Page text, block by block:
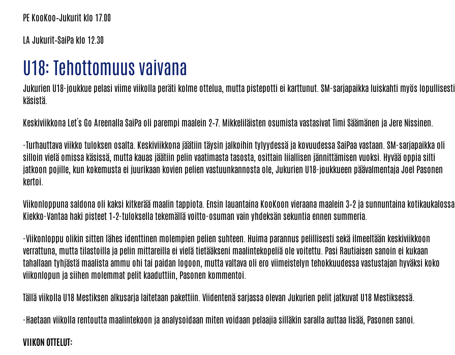
PE KooKoo–Jukurit klo 17.00
LA Jukurit–SaiPa klo 12.30
U18: Tehottomuus vaivana
Jukurien U18-joukkue pelasi viime viikolla peräti kolme ottelua, mutta pistepotti ei karttunut. SM-sarjapaikka luiskahti myös lopullisesti
käsistä.
Keskiviikkona Let´s Go Areenalla SaiPa oli parempi maalein 2–7. Mikkeliläisten osumista vastasivat Timi Säämänen ja Jere Nissinen.
-Turhauttava viikko tuloksen osalta. Keskiviikkona jäätiin täysin jalkoihin tylyydessä ja kovuudessa SaiPaa vastaan. SM-sarjapaikka oli
silloin vielä omissa käsissä, mutta kauas jäätiin pelin vaatimasta tasosta, osittain liiallisen jännittämisen vuoksi. Hyvää oppia silti
jatkoon pojille, kun kokemusta ei juurikaan kovien pelien vastuunkannosta ole, Jukurien U18-joukkueen päävalmentaja Joel Pasonen
kertoi.
Viikonloppuna saldona oli kaksi kitkerää maalin tappiota. Ensin lauantaina KooKoon vieraana maalein 3–2 ja sunnuntaina kotikaukalossa
Kiekko-Vantaa haki pisteet 1–2-tuloksella tekemällä voitto-osuman vain yhdeksän sekuntia ennen summeria.
-Viikonloppu olikin sitten lähes identtinen molempien pelien suhteen. Huima parannus pelillisesti sekä ilmeeltään keskiviikkoon
verrattuna, mutta tilastoilla ja pelin mittareilla ei vielä tietääkseni maalintekopeliä ole voitettu. Pasi Rautiaisen sanoin ei kukaan
tahallaan tyhjästä maalista ammu ohi tai paidan logoon, mutta valtava oli ero viimeistelyn tehokkuudessa vastustajan hyväksi koko
viikonlopun ja siihen molemmat pelit kaaduttiin, Pasonen kommentoi.
Tällä viikolla U18 Mestiksen alkusarja laitetaan pakettiin. Viidentenä sarjassa olevan Jukurien pelit jatkuvat U18 Mestiksessä.
-Haetaan viikolla rentoutta maalintekoon ja analysoidaan miten voidaan pelaajia silläkin saralla auttaa lisää, Pasonen sanoi.
VIIKON OTTELUT: